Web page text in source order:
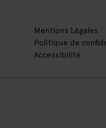
Mentions Légales
Politique de
Accessibilité